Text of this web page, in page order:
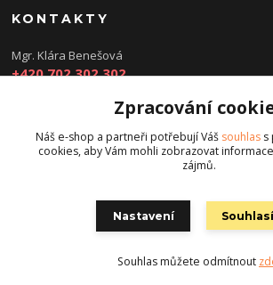
KONTAKTY
Mgr. Klára Benešová
+420 702 302 302
kbenesovaporadna@seznam.cz
Vytvořeno na
Eshop-
Zpracování
Náš e-shop a partneři potřebují Váš souhlas s
cookies, aby Vám mohli zobrazovat
zájmů.
Nastavení
Souhlas můžete odmítnout